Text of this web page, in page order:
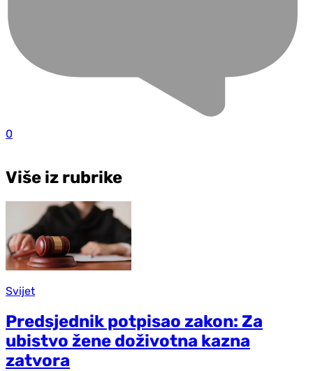
0
Više iz rubrike
Svijet
Predsjednik potpisao zakon: Za
ubistvo žene doživotna kazna
zatvora